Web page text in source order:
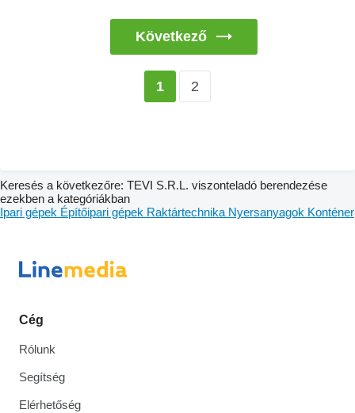
Következő
1 2
Keresés a következőre: TEVI S.R.L. viszonteladó berendezése
ezekben a kategóriákban
Ipari gépek Építőipari gépek Raktártechnika Nyersanyagok Konténer
Cég
Rólunk
Segítség
Elérhetőség